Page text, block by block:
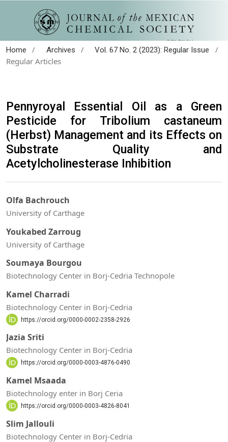
Home / Archives / Vol. 67 No. 2 (2023): Regular Issue
/
Regular Articles
Pennyroyal Essential Oil as a Green
Pesticide for Tribolium castaneum
(Herbst) Management and its Effects on
Substrate Quality and
Acetylcholinesterase Inhibition
Olfa Bachrouch
University of Carthage
Youkabed Zarroug
University of Carthage
Soumaya Bourgou
Biotechnology Center in Borj-Cedria Technopole
Kamel Charradi
Biotechnology Center in Borj-Cedria
https://orcid.org/0000-0002-2358-2926
Jazia Sriti
Biotechnology Center in Borj-Cedria
https://orcid.org/0000-0003-4876-0490
Kamel Msaada
Biotechnology enter in Borj Ceria
https://orcid.org/0000-0003-4826-8041
Slim Jallouli
Biotechnology Center in Borj-Cedria